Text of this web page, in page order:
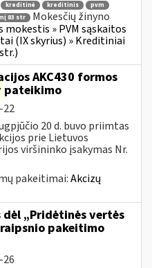
kreditinė kreditinis
pvm
83 str
Mokesčių žinyno
» PVM sąskaitos
(IX skyrius) » Kreditiniai
AKC430 formos
pateikimo
22
20 d. buvo priimtas
prie Lietuvos
viršininko įsakymas Nr.
pakeitimai:Akcizų
„Pridėtinės vertės
pakeitimo
26